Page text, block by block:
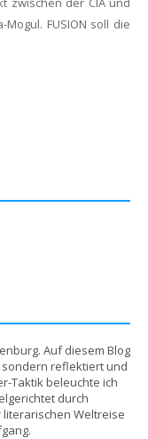
FUSION soll die
Auf diesem Blog
reflektiert und
Taktik beleuchte ich
durch
Weltreise